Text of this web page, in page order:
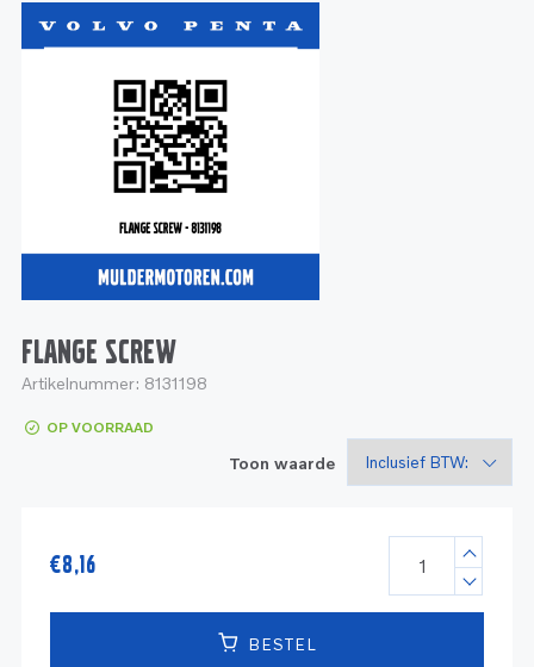
Onderdelen
Bedrijfsvaart
Onderdelen
Motoren
Onderdelen
Service
Motoren
Service en onderhoud
Reman - Bedrijfsvaart
FLANGE SCREW
Artikelnummer: 8131198
OP VOORRAAD
Toon waarde
€8,16
BESTEL